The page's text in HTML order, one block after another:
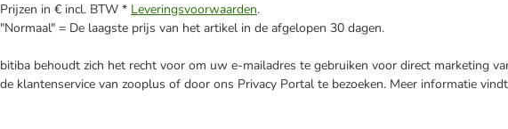
Prijzen in € incl. BTW * Leveringsvoorwaarden.
"Normaal" = De laagste prijs van het artikel in de afgelopen 30 dagen.
bitiba behoudt zich het recht voor om uw e-mailadres te gebruiken voor direct marketing
de klantenservice van zooplus of door ons Privacy Portal te bezoeken. Meer informatie